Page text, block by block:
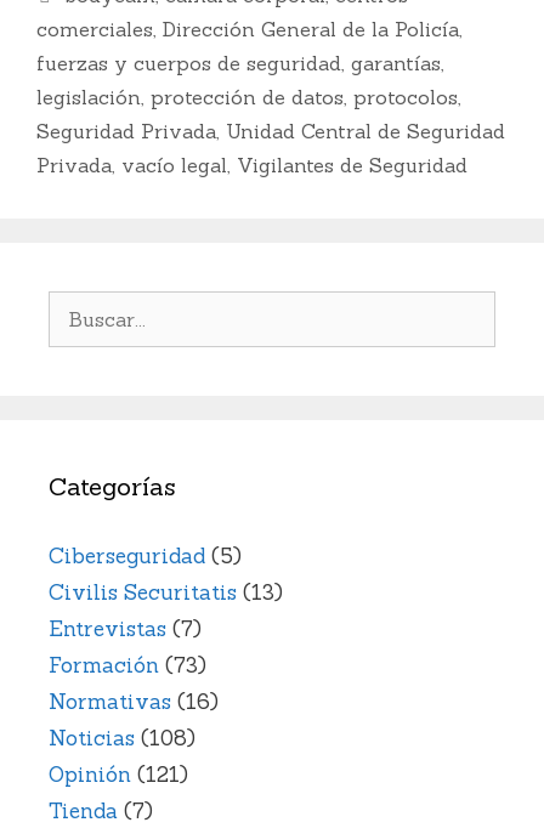
b
o
o
k
dI
n
A
p
p
Li
n
k
ar
ti
r
comerciales, Dirección General de la Policía,
fuerzas y cuerpos de seguridad, garantías,
legislación, protección de datos, protocolos,
Seguridad Privada, Unidad Central de Seguridad
Privada, vacío legal, Vigilantes de Seguridad
Categorías
Ciberseguridad (5)
Civilis Securitatis (13)
Entrevistas (7)
Formación (73)
Normativas (16)
Noticias (108)
Opinión (121)
Tienda (7)